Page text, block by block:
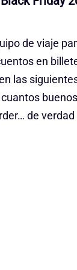
de viaje
en
las
buenos
de verdad